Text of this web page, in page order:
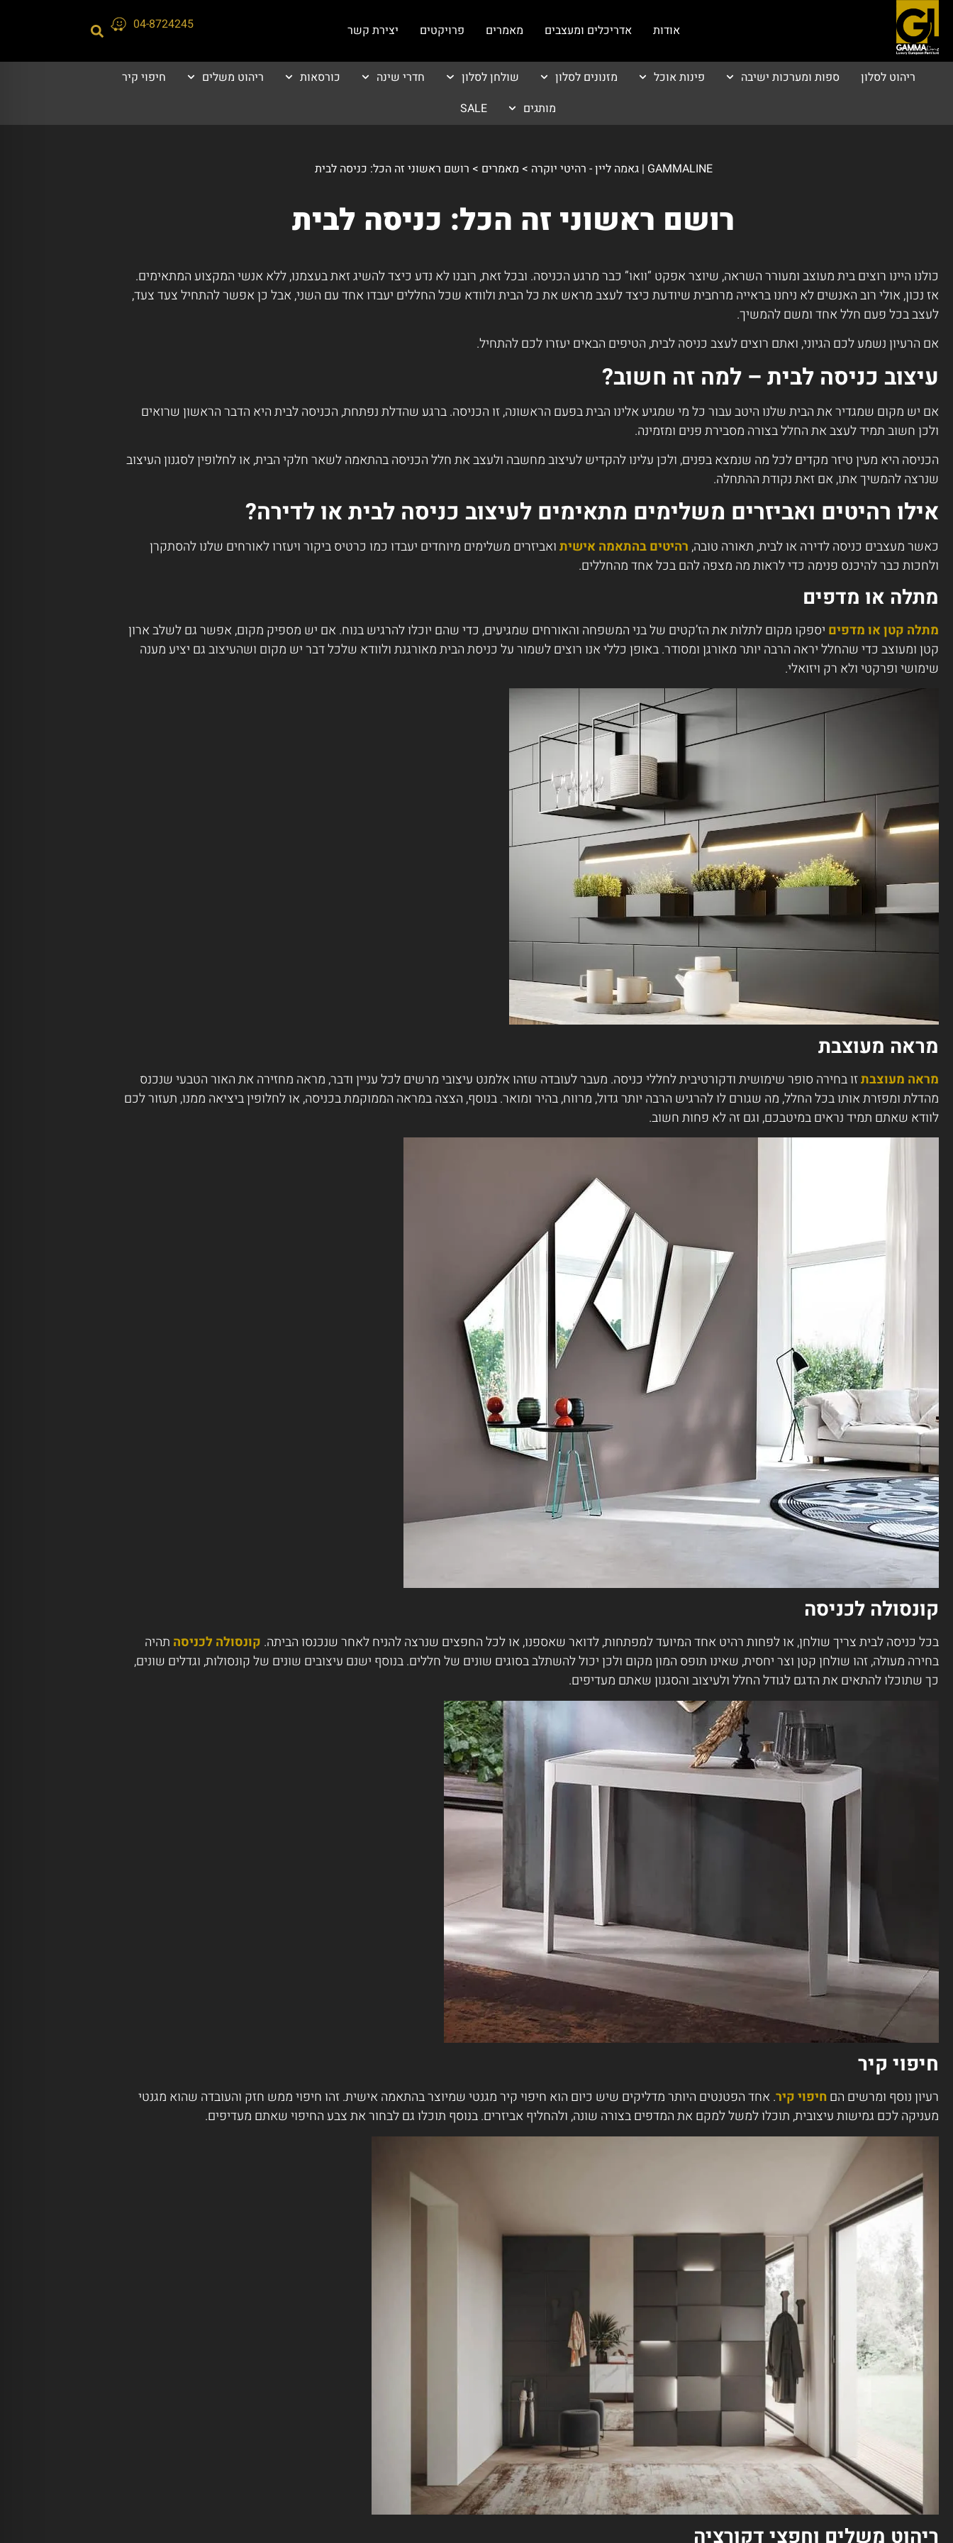
אודות אדריכלים ומעצבים מאמרים פרויקטים יצירת קשר 04-8724245
ריהוט לסלון ספות ומערכות ישיבה פינות אוכל מזנונים לסלון שולחן לסלון חדרי שינה כורסאות ריהוט משלים
חיפוי קיר
מותגים
SALE
GAMMALINE | גאמה ליין - רהיטי יוקרה > מאמרים > רושם ראשוני זה הכל: כניסה לבית
רושם ראשוני זה הכל: כניסה לבית
כולנו היינו רוצים בית מעוצב ומעורר השראה, שיוצר אפקט “וואו” כבר מרגע הכניסה. ובכל זאת, רובנו לא נדע כיצד להשיג זאת בעצמנו, ללא אנשי המקצוע המתאימים.
אז נכון, אולי רוב האנשים לא ניחנו בראייה מרחבית שיודעת כיצד לעצב מראש את כל הבית ולוודא שכל החללים יעבדו אחד עם השני, אבל כן אפשר להתחיל צעד צעד,
לעצב בכל פעם חלל אחד ומשם להמשיך.
אם הרעיון נשמע לכם הגיוני, ואתם רוצים לעצב כניסה לבית, הטיפים הבאים יעזרו לכם להתחיל.
עיצוב כניסה לבית – למה זה חשוב?
אם יש מקום שמגדיר את הבית שלנו היטב עבור כל מי שמגיע אלינו הבית בפעם הראשונה, זו הכניסה. ברגע שהדלת נפתחת, הכניסה לבית היא הדבר הראשון שרואים
ולכן חשוב תמיד לעצב את החלל בצורה מסבירת פנים ומזמינה.
הכניסה היא מעין טיזר מקדים לכל מה שנמצא בפנים, ולכן עלינו להקדיש לעיצוב מחשבה ולעצב את חלל הכניסה בהתאמה לשאר חלקי הבית, או לחלופין לסגנון העיצוב
שנרצה להמשיך אתו, אם זאת נקודת ההתחלה.
אילו רהיטים ואביזרים משלימים מתאימים לעיצוב כניסה לבית או לדירה?
כאשר מעצבים כניסה לדירה או לבית, תאורה טובה,רהיטים בהתאמה אישיתואביזרים משלימים מיוחדים יעבדו כמו כרטיס ביקור ויעזרו לאורחים שלנו להסתקרן
ולחכות כבר להיכנס פנימה כדי לראות מה מצפה להם בכל אחד מהחללים.
מתלה או מדפים
מתלה קטן או מדפים יספקו מקום לתלות את הז’קטים של בני המשפחה והאורחים שמגיעים, כדי שהם יוכלו להרגיש בנוח. אם יש מספיק מקום, אפשר גם לשלב ארון
קטן ומעוצב כדי שהחלל יראה הרבה יותר מאורגן ומסודר. באופן כללי אנו רוצים לשמור על כניסת הבית מאורגנת ולוודא שלכל דבר יש מקום ושהעיצוב גם יציע מענה
שימושי ופרקטי ולא רק ויזואלי.
מראה מעוצבת
מראה מעוצבתזו בחירה סופר שימושית ודקורטיבית לחללי כניסה. מעבר לעובדה שזהו אלמנט עיצובי מרשים לכל עניין ודבר, מראה מחזירה את האור הטבעי שנכנס
מהדלת ומפזרת אותו בכל החלל, מה שגורם לו להרגיש הרבה יותר גדול, מרווח, בהיר ומואר. בנוסף, הצצה במראה הממוקמת בכניסה, או לחלופין ביציאה ממנו, תעזור לכם
לוודא שאתם תמיד נראים במיטבכם, וגם זה לא פחות חשוב.
קונסולה לכניסה
בכל כניסה לבית צריך שולחן, או לפחות רהיט אחד המיועד למפתחות, לדואר שאספנו, או לכל החפצים שנרצה להניח לאחר שנכנסו הביתה. קונסולה לכניסה תהיה
בחירה מעולה, זהו שולחן קטן וצר יחסית, שאינו תופס המון מקום ולכן יכול להשתלב בסוגים שונים של חללים. בנוסף ישנם עיצובים שונים של קונסולות, וגדלים שונים,
כך שתוכלו להתאים את הדגם לגודל החלל ולעיצוב והסגנון שאתם מעדיפים.
חיפוי קיר
רעיון נוסף ומרשים הםחיפוי קיר. אחד הפטנטים היותר מדליקים שיש כיום הוא חיפוי קיר מגנטי שמיוצר בהתאמה אישית. זהו חיפוי ממש חזק והעובדה שהוא מגנטי
מעניקה לכם גמישות עיצובית, תוכלו למשל למקם את המדפים בצורה שונה, ולהחליף אביזרים. בנוסף תוכלו גם לבחור את צבע החיפוי שאתם מעדיפים.
ריהוט משלים וחפצי דקורציה